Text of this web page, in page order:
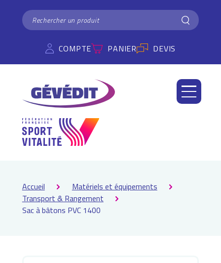
RECHERCHER Rechercher
COMPTE PANIER DEVIS
Accueil
Matériels et équipements
Transport & Rangement
Sac à bâtons PVC 1400